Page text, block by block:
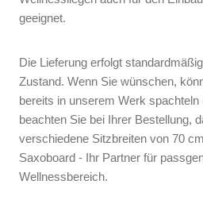
geeignet.
Die Lieferung erfolgt
Zustand. Wenn Sie wünschen,
bereits in unserem Werk spachteln
beachten Sie bei Ihrer Bestellung,
verschiedene Sitzbreiten von 70
Saxoboard - Ihr Partner für
Wellnessbereich.